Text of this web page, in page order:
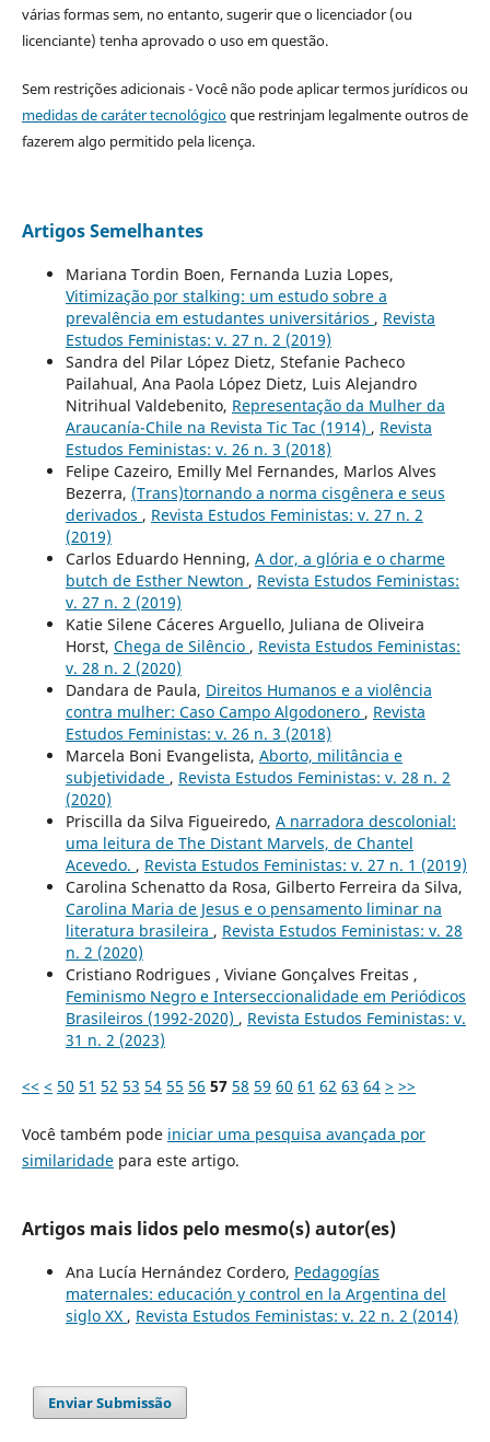
várias formas sem, no entanto, sugerir que o licenciador (ou
licenciante) tenha aprovado o uso em questão.
Sem restrições adicionais - Você não pode aplicar termos jurídicos ou
medidas de caráter tecnológicoque restrinjam legalmente outros de
fazerem algo permitido pela licença.
Artigos Semelhantes
Mariana Tordin Boen, Fernanda Luzia Lopes,
Vitimização por stalking: um estudo sobre a
prevalência em estudantes universitários , Revista
Estudos Feministas: v. 27 n. 2 (2019)
Sandra del Pilar López Dietz, Stefanie Pacheco
Pailahual, Ana Paola López Dietz, Luis Alejandro
Nitrihual Valdebenito, Representação da Mulher da
Araucanía-Chile na Revista Tic Tac (1914) , Revista
Estudos Feministas: v. 26 n. 3 (2018)
Felipe Cazeiro, Emilly Mel Fernandes, Marlos Alves
Bezerra, (Trans)tornando a norma cisgênera e seus
derivados , Revista Estudos Feministas: v. 27 n. 2
(2019)
Carlos Eduardo Henning, A dor, a glória e o charme
butch de Esther Newton , Revista Estudos Feministas:
v. 27 n. 2 (2019)
Katie Silene Cáceres Arguello, Juliana de Oliveira
Horst, Chega de Silêncio , Revista Estudos Feministas:
v. 28 n. 2 (2020)
Dandara de Paula, Direitos Humanos e a violência
contra mulher: Caso Campo Algodonero , Revista
Estudos Feministas: v. 26 n. 3 (2018)
Marcela Boni Evangelista, Aborto, militância e
subjetividade , Revista Estudos Feministas: v. 28 n. 2
(2020)
Priscilla da Silva Figueiredo, A narradora descolonial:
uma leitura de The Distant Marvels, de Chantel
Acevedo. , Revista Estudos Feministas: v. 27 n. 1 (2019)
Carolina Schenatto da Rosa, Gilberto Ferreira da Silva,
Carolina Maria de Jesus e o pensamento liminar na
literatura brasileira , Revista Estudos Feministas: v. 28
n. 2 (2020)
Cristiano Rodrigues , Viviane Gonçalves Freitas ,
Feminismo Negro e Interseccionalidade em Periódicos
Brasileiros (1992-2020) , Revista Estudos Feministas: v.
31 n. 2 (2023)
<< < 50 51 52 53 54 55 56 57 58 59 60 61 62 63 64 > >>
Você também pode iniciar uma pesquisa avançada por
similaridadepara este artigo.
Artigos mais lidos pelo mesmo(s) autor(es)
Ana Lucía Hernández Cordero, Pedagogías
maternales: educación y control en la Argentina del
siglo XX , Revista Estudos Feministas: v. 22 n. 2 (2014)
Enviar Submissão